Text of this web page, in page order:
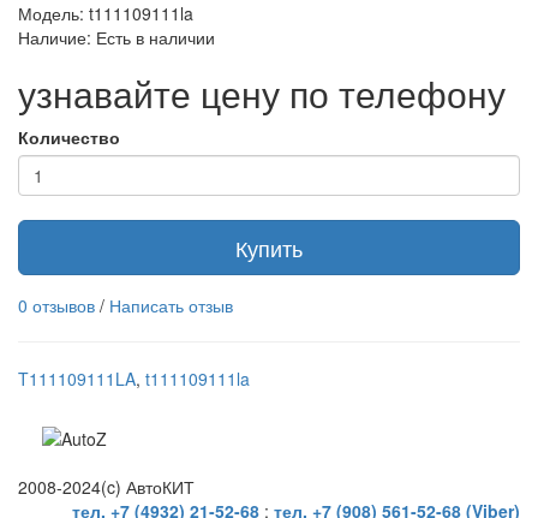
Модель: t111109111la
Наличие: Есть в наличии
узнавайте цену по телефону
Количество
Купить
0 отзывов / Написать отзыв
T111109111LA, t111109111la
2008-2024(c) АвтоКИТ
тел. +7 (4932) 21-52-68 ; тел. +7 (908) 561-52-68 (Viber)